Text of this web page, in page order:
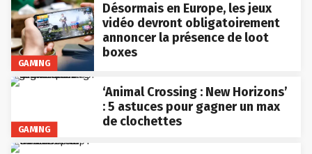
GAMING
Désormais en Europe, les jeux
vidéo devront obligatoirement
annoncer la présence de loot
boxes
GAMING
‘Animal Crossing : New Horizons’
: 5 astuces pour gagner un max
de clochettes